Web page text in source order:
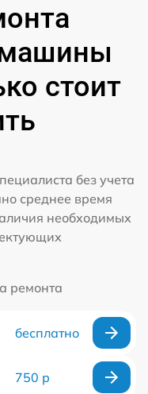
машины
стоит
без учета
среднее время
необходимых
ремонта
бесплатно
750 р